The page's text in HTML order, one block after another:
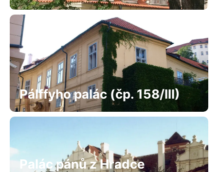
Pálffyho palác (čp. 158/III)
Palác pánů z Hradce